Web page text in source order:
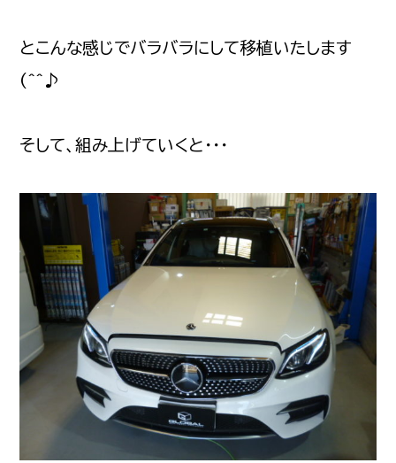
とこんな感じでバラバラにして移植いたします
(^^♪
そして、組み上げていくと・・・